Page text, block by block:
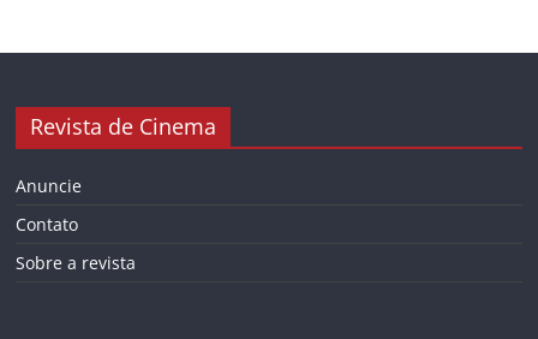
Revista de Cinema
Anuncie
Contato
Sobre a revista